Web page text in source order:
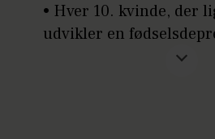
• Hver 10. kvinde, der
udvikler en